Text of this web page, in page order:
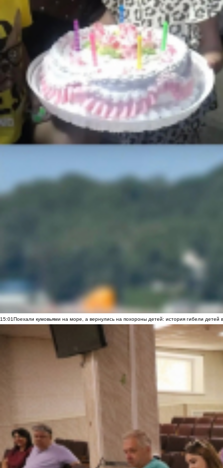
15:01Поехали кумовьями на море, а вернулись на похороны детей: история гибели детей